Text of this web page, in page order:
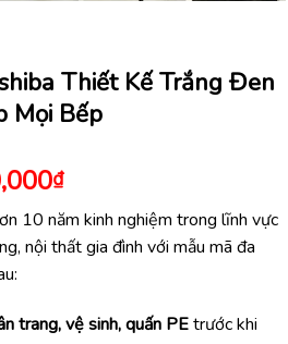
Thiết Kế Trắng Đen
Mọi Bếp
₫Giá
hiện
tại
là:
10 năm kinh nghiệm trong lĩnh vực
nội thất gia đình với mẫu mã đa
trang, vệ sinh, quấn PEtrước khi